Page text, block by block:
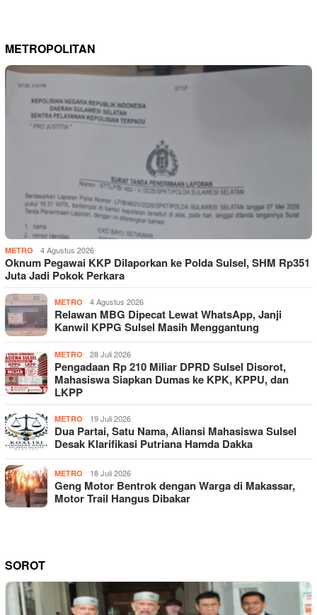
METROPOLITAN
METRO 4 Agustus 2026
Oknum Pegawai KKP Dilaporkan ke Polda Sulsel, SHM Rp351
Juta Jadi Pokok Perkara
METRO 4 Agustus 2026
Relawan MBG Dipecat Lewat WhatsApp, Janji
Kanwil KPPG Sulsel Masih Menggantung
METRO 28 Juli 2026
Pengadaan Rp 210 Miliar DPRD Sulsel Disorot,
Mahasiswa Siapkan Dumas ke KPK, KPPU, dan
LKPP
METRO 19 Juli 2026
Dua Partai, Satu Nama, Aliansi Mahasiswa Sulsel
Desak Klarifikasi Putriana Hamda Dakka
METRO 18 Juli 2026
Geng Motor Bentrok dengan Warga di Makassar,
Motor Trail Hangus Dibakar
SOROT